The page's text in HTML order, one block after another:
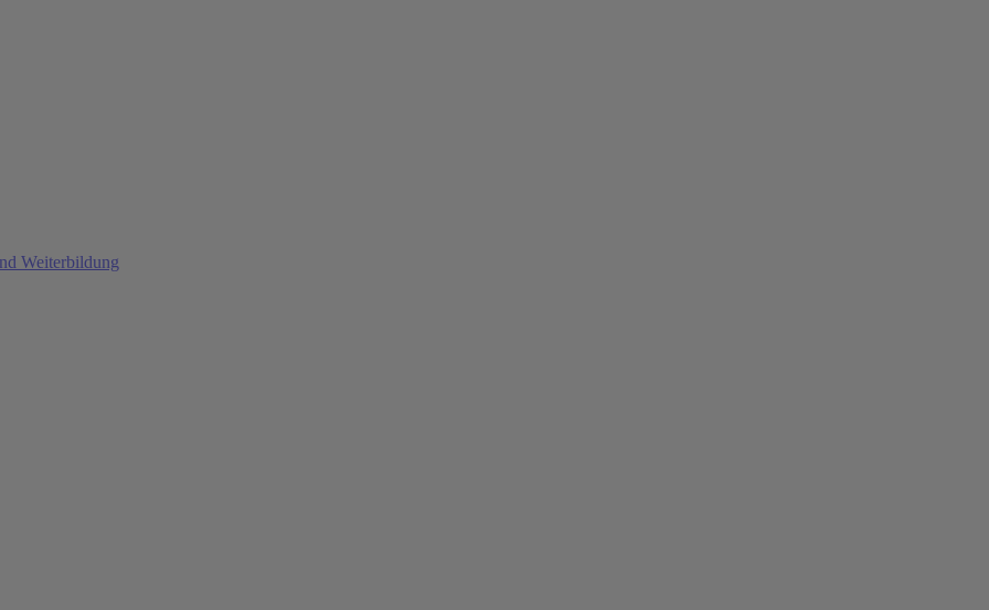
Weiterbildung